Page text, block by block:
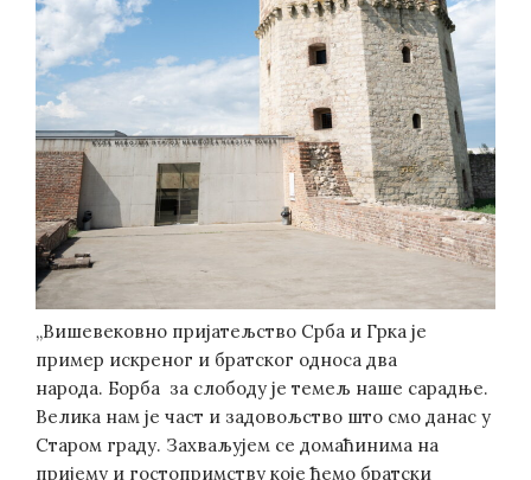
„Вишевековно пријатељство Срба и Грка је
пример искреног и братског односа два
народа. Борба за слободу је темељ нашe сарадње.
Велика нам је част и задовољство што смо данас у
Старом граду. Захваљујем се домаћинима на
пријему и гостопримству које ћемо братски